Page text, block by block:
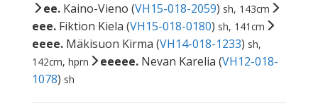
ee. Kaino-Vieno (VH15-018-2059) sh, 143cm
eee. Fiktion Kiela (VH15-018-0180) sh, 141cm
eeee. Mäkisuon Kirma (VH14-018-1233) sh,
142cm, hprn
eeeee. Nevan Karelia (VH12-018-
1078) sh